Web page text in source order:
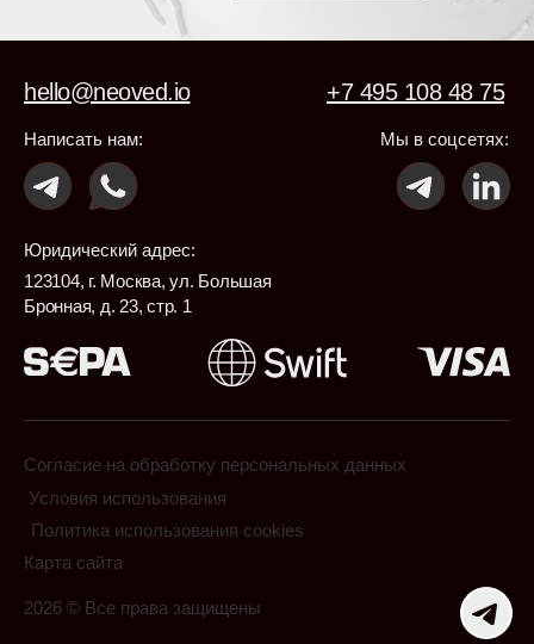
2026 © Все права защищены
Карта сайта
Согласие на обработку персональных данных
Условия использования
Политика использования cookies
hello@neoved.io
Написать нам:
+7 495 108 48 75
Мы в соцсетях:
Юридический адрес:
123104, г. Москва, ул. Большая
Бронная, д. 23, стр. 1